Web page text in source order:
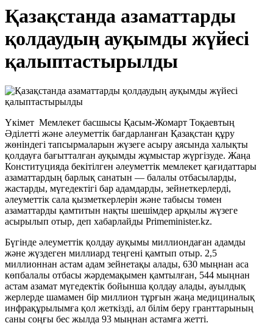
Қазақстанда азаматтарды
қолдаудың ауқымды жүйесі
қалыптастырылды
Үкімет Мемлекет басшысы Қасым-Жомарт Тоқаевтың
Әділетті және әлеуметтік бағдарланған Қазақстан құру
жөніндегі тапсырмаларын жүзеге асыру аясында халықты
қолдауға бағытталған ауқымды жұмыстар жүргізуде. Жаңа
Конституцияда бекітілген әлеуметтік мемлекет қағидаттары
азаматтардың барлық санатын — балалы отбасыларды,
жастарды, мүгедектігі бар адамдарды, зейнеткерлерді,
әлеуметтік сала қызметкерлерін және табысы төмен
азаматтарды қамтитын нақты шешімдер арқылы жүзеге
асырылып отыр, деп хабарлайды Primeminister.kz.
Бүгінде әлеуметтік қолдау ауқымы миллиондаған адамды
және жүздеген миллиард теңгені қамтып отыр. 2,5
миллионнан астам адам зейнетақы алады, 630 мыңнан аса
көпбалалы отбасы жәрдемақымен қамтылған, 544 мыңнан
астам азамат мүгедектік бойынша қолдау алады, ауылдық
жерлерде шамамен бір миллион тұрғын жаңа медициналық
инфрақұрылымға қол жеткізді, ал білім беру гранттарының
саны соңғы бес жылда 93 мыңнан астамға жетті.